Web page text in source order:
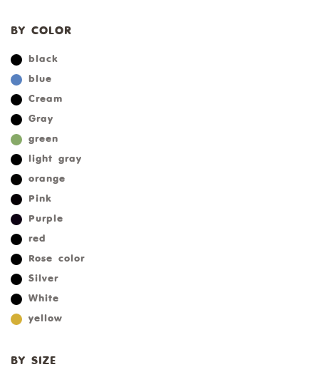
BY COLOR
black
blue
Cream
Gray
green
light gray
orange
Pink
Purple
red
Rose color
Silver
White
yellow
BY SIZE